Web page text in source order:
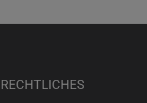
RECHTLICHES